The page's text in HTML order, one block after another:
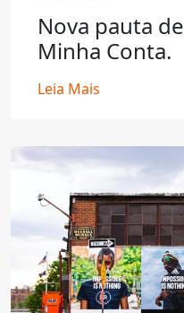
Nova pauta
Minha Conta.
Leia Mais